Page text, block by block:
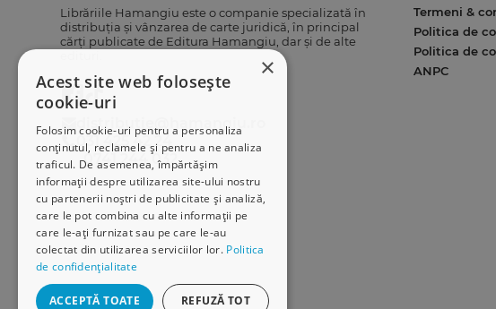
×
Acest site web folosește
cookie-uri
Folosim cookie-uri pentru a personaliza
conținutul, reclamele și pentru a ne analiza
traficul. De asemenea, împărtășim
informații despre utilizarea site-ului nostru
cu partenerii noștri de publicitate și analiză,
care le pot combina cu alte informații pe
care le-ați furnizat sau pe care le-au
colectat din utilizarea serviciilor lor. Politica
de confidențialitate
ACCEPTĂ TOATE REFUZĂ TOT
Librăriile Hamangiu este o companie specializată în
distribuția și vânzarea de carte juridică, în principal
cărți publicate de Editura Hamangiu, dar și de alte
distributie@hamangiu.ro
031 425 42 24
0741 244 032
Termeni &
Politica de
Politica de
ANPC